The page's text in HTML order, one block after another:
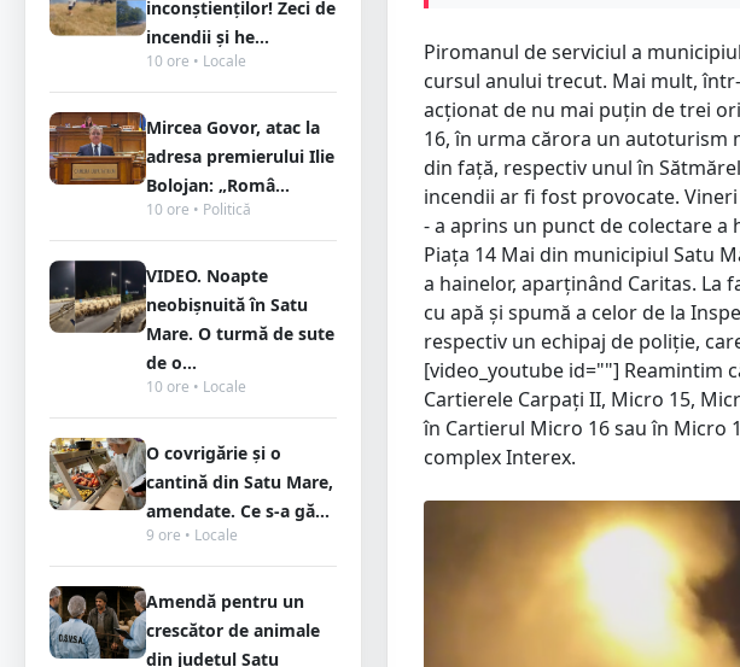
inconștienților! Zeci de
incendii și he...
10 ore • Locale
Mircea Govor, atac la
adresa premierului Ilie
Bolojan: „Româ...
10 ore • Politică
VIDEO. Noapte
neobișnuită în Satu
Mare. O turmă de sute
de o...
10 ore • Locale
O covrigărie și o
cantină din Satu Mare,
amendate. Ce s-a gă...
9 ore • Locale
Amendă pentru un
crescător de animale
din județul Satu
Piromanul de serviciul a
cursul anului trecut. Mai mult,
acționat de nu mai puțin de trei
16, în urma cărora un autoturism
din față, respectiv unul în
incendii ar fi fost provocate.
- a aprins un punct de colectare
Piața 14 Mai din municipiul Satu
a hainelor, aparținând Caritas. La
cu apă și spumă a celor de la
respectiv un echipaj de poliție,
[video_youtube id=""] Reamintim
Cartierele Carpați II, Micro 15,
în Cartierul Micro 16 sau în Micro
complex Interex.